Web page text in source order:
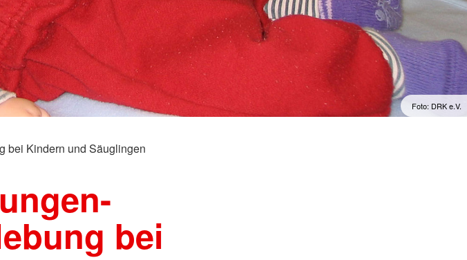
Mitte
Wirbelsäulengymnastik mit dem
Pezziball
Sprachkurse
Englisch im Alltag
Englisch im Beruf
Englisch 50plus
Spanisch für den Urlaub
Foto: DRK e.V.
bei Kindern und Säuglingen
bei